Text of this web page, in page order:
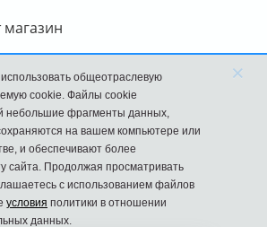
магазин
общеотраслевую
cookie. Файлы cookie
небольшие фрагменты данных,
на вашем компьютере или
и обеспечивают более
сайта. Продолжая просматривать
с использованием файлов
условия политики в отношении
данных.
×